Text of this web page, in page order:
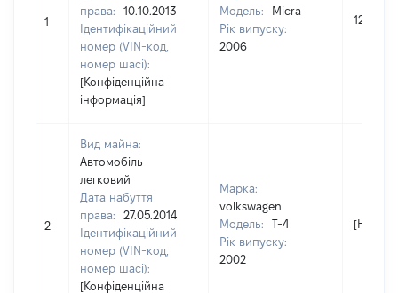
1
права:
10.10.2013
Ідентифікаційний
номер (VIN-код,
номер шасі):
[Конфіденційна
інформація]
Модель:
Micra
Рік випуску:
2006
120000
2
Вид майна:
Автомобіль
легковий
Дата набуття
права:
27.05.2014
Ідентифікаційний
номер (VIN-код,
номер шасі):
[Конфіденційна
Марка:
volkswagen
Модель:
T-4
Рік випуску:
2002
[Не